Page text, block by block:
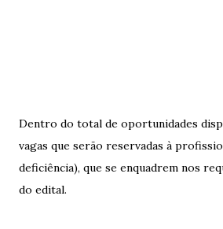
Dentro do total de oportunidades
vagas que serão reservadas à
deficiência), que se enquadrem nos
do edital.